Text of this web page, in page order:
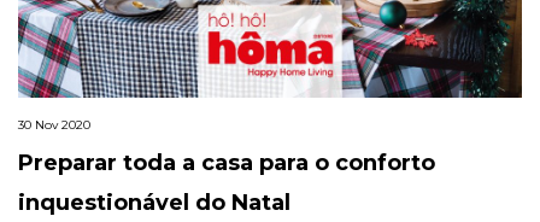
30 Nov 2020
Preparar toda a casa para o conforto
inquestionável do Natal